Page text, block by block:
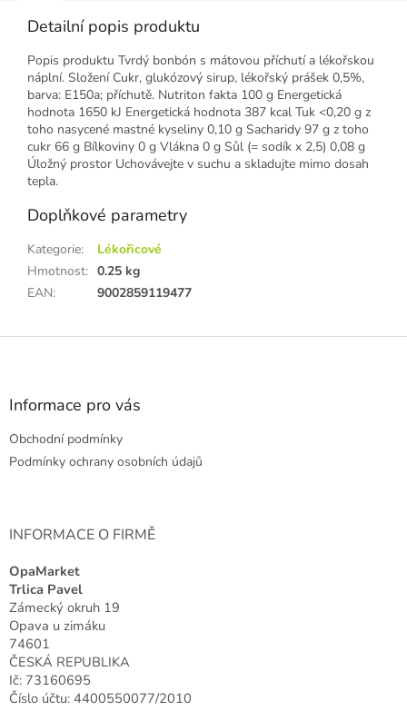
Detailní popis produktu
Popis produktu Tvrdý bonbón s mátovou příchutí a lékořskou
náplní. Složení Cukr, glukózový sirup, lékořský prášek 0,5%,
barva: E150a; příchutě. Nutriton fakta 100 g Energetická
hodnota 1650 kJ Energetická hodnota 387 kcal Tuk <0,20 g z
toho nasycené mastné kyseliny 0,10 g Sacharidy 97 g z toho
cukr 66 g Bílkoviny 0 g Vlákna 0 g Sůl (= sodík x 2,5) 0,08 g
Úložný prostor Uchovávejte v suchu a skladujte mimo dosah
tepla.
Doplňkové parametry
Kategorie:
Lékořicové
Hmotnost: 0.25 kg
EAN: 9002859119477
Z
Informace pro vás
Obchodní podmínky
Podmínky ochrany osobních údajů
INFORMACE O FIRMĚ
OpaMarket
Trlica Pavel
Zámecký okruh 19
Opava u zimáku
74601
ČESKÁ REPUBLIKA
Ič: 73160695
Číslo účtu: 4400550077/2010